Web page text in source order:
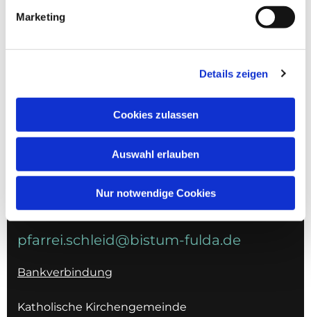
Marketing
Details zeigen
Cookies zulassen
Auswahl erlauben
Nur notwendige Cookies
Schleider Hauptstraße 16
036967 596795
E-MAIL
pfarrei.schleid@bistum-fulda.de
Bankverbindung
Katholische Kirchengemeinde